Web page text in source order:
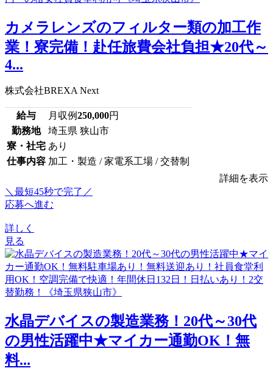
カメラレンズのフィルター類の加工作
業！寮完備！赴任旅費会社負担★20代～
4...
株式会社BREXA Next
給与 月収例250,000円
勤務地
埼玉県 狭山市
寮・社宅 あり
仕事内容 加工・製造 / 家電系工場 / 交替制
詳細を表示
＼最短45秒で完了／
応募へ進む
詳しく
見る
水晶デバイスの製造業務！20代～30代
の男性活躍中★マイカー通勤OK！無
料...